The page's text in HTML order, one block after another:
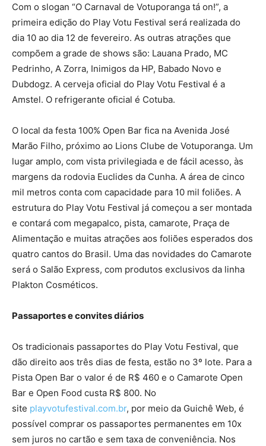
Com o slogan “O Carnaval de Votuporanga tá on!”, a
primeira edição do Play Votu Festival será realizada do
dia 10 ao dia 12 de fevereiro. As outras atrações que
compõem a grade de shows são: Lauana Prado, MC
Pedrinho, A Zorra, Inimigos da HP, Babado Novo e
Dubdogz. A cerveja oficial do Play Votu Festival é a
Amstel. O refrigerante oficial é Cotuba.
O local da festa 100% Open Bar fica na Avenida José
Marão Filho, próximo ao Lions Clube de Votuporanga. Um
lugar amplo, com vista privilegiada e de fácil acesso, às
margens da rodovia Euclides da Cunha. A área de cinco
mil metros conta com capacidade para 10 mil foliões. A
estrutura do Play Votu Festival já começou a ser montada
e contará com megapalco, pista, camarote, Praça de
Alimentação e muitas atrações aos foliões esperados dos
quatro cantos do Brasil. Uma das novidades do Camarote
será o Salão Express, com produtos exclusivos da linha
Plakton Cosméticos.
Passaportes e convites diários
Os tradicionais passaportes do Play Votu Festival, que
dão direito aos três dias de festa, estão no 3º lote. Para a
Pista Open Bar o valor é de R$ 460 e o Camarote Open
Bar e Open Food custa R$ 800. No
site playvotufestival.com.br, por meio da Guichê Web, é
possível comprar os passaportes permanentes em 10x
sem juros no cartão e sem taxa de conveniência. Nos